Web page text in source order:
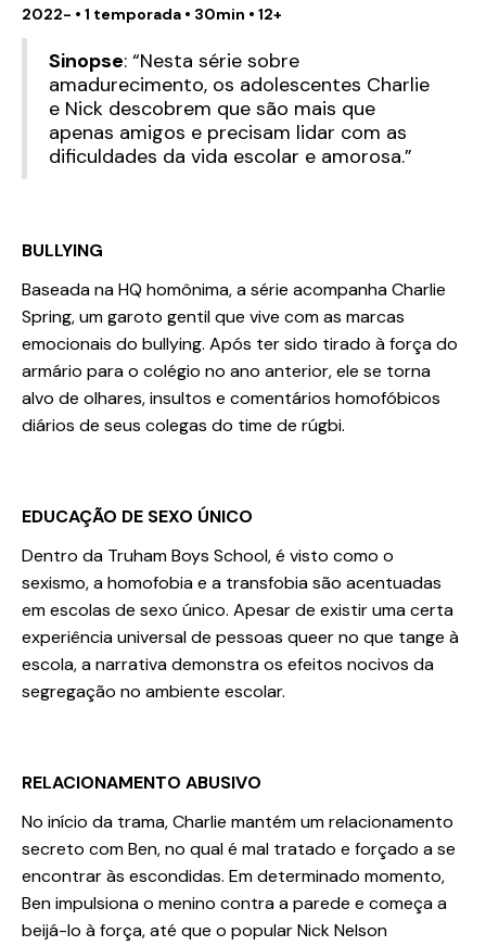
2022- • 1 temporada • 30min • 12+
Sinopse: “Nesta série sobre
amadurecimento, os adolescentes Charlie
e Nick descobrem que são mais que
apenas amigos e precisam lidar com as
dificuldades da vida escolar e amorosa.”
BULLYING
Baseada na HQ homônima, a série acompanha Charlie
Spring, um garoto gentil que vive com as marcas
emocionais do bullying. Após ter sido tirado à força do
armário para o colégio no ano anterior, ele se torna
alvo de olhares, insultos e comentários homofóbicos
diários de seus colegas do time de rúgbi.
EDUCAÇÃO DE SEXO ÚNICO
Dentro da Truham Boys School, é visto como o
sexismo, a homofobia e a transfobia são acentuadas
em escolas de sexo único. Apesar de existir uma certa
experiência universal de pessoas queer no que tange à
escola, a narrativa demonstra os efeitos nocivos da
segregação no ambiente escolar.
RELACIONAMENTO ABUSIVO
No início da trama, Charlie mantém um relacionamento
secreto com Ben, no qual é mal tratado e forçado a se
encontrar às escondidas. Em determinado momento,
Ben impulsiona o menino contra a parede e começa a
beijá-lo à força, até que o popular Nick Nelson